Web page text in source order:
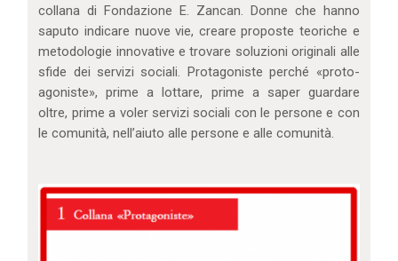
collana di Fondazione E. Zancan. Donne che hanno
saputo indicare nuove vie, creare proposte teoriche e
metodologie innovative e trovare soluzioni originali alle
sfide dei servizi sociali. Protagoniste perché «proto-
agoniste», prime a lottare, prime a saper guardare
oltre, prime a voler servizi sociali con le persone e con
le comunità, nell’aiuto alle persone e alle comunità.